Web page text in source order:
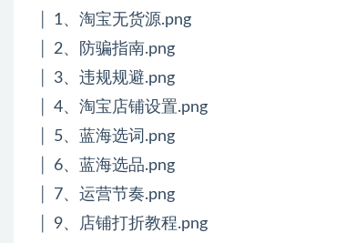
│ 1、淘宝无货源.png
│ 2、防骗指南.png
│ 3、违规规避.png
│ 4、淘宝店铺设置.png
│ 5、蓝海选词.png
│ 6、蓝海选品.png
│ 7、运营节奏.png
│ 9、店铺打折教程.png